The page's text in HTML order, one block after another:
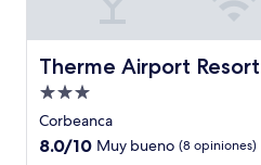
Therme Airport Resort
Therme Airport Resort
Propiedad
de
3.0
Corbeanca
8.0
8.0/10 Muy bueno (8 opiniones)